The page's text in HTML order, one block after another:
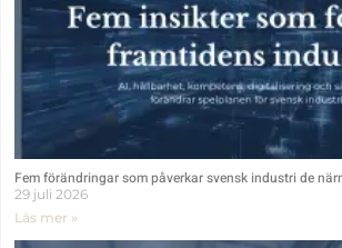
Fem förändringar som påverkar svensk industri de
29 juli 2026
Läs mer »